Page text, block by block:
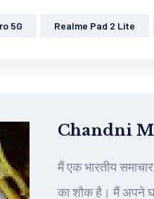
5G Realme Pad 2 Lite
Chandni
मैं एक भारतीय
का शौक है। मैं अपने